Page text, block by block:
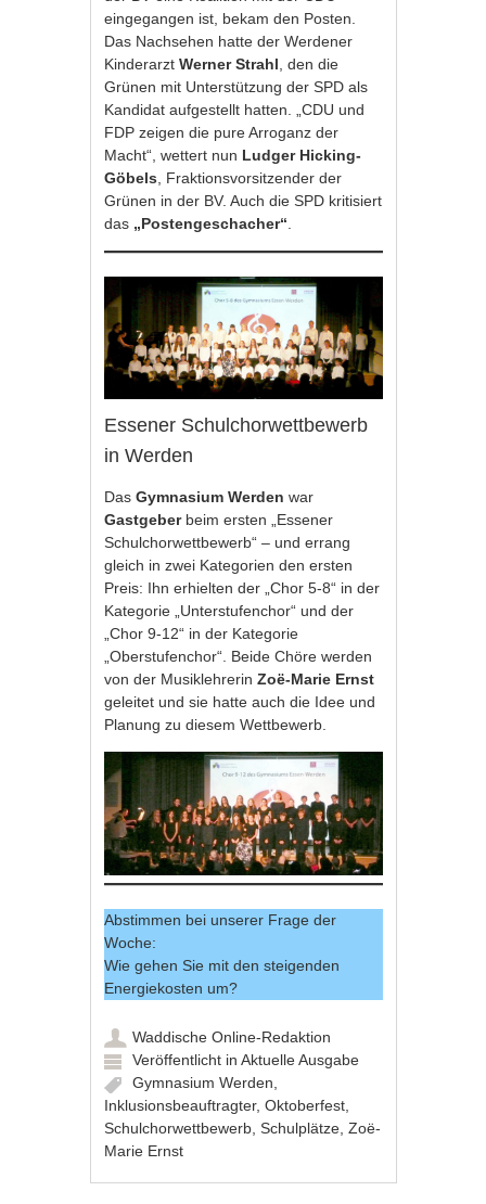
eingegangen ist, bekam den Posten.
Das Nachsehen hatte der Werdener
KinderarztWerner Strahl , den die
Grünen mit Unterstützung der SPD als
Kandidat aufgestellt hatten. „CDU und
FDP zeigen die pure Arroganz der
Macht“, wettert nun Ludger Hicking-
Göbels , Fraktionsvorsitzender der
Grünen in der BV. Auch die SPD kritisiert
das „Postengeschacher“
Essener Schulchorwettbewerb
in Werden
DasGymnasium Werden war
Gastgeber beim ersten „Essener
Schulchorwettbewerb“ – und errang
gleich in zwei Kategorien den ersten
Preis: Ihn erhielten der „Chor 5-8“ in der
Kategorie „Unterstufenchor“ und der
„Chor 9-12“ in der Kategorie
„Oberstufenchor“. Beide Chöre werden
von der MusiklehrerinZoë-Marie Ernst
geleitet und sie hatte auch die Idee und
Planung zu diesem Wettbewerb.
Abstimmen bei unserer Frage der
Woche:
Wie gehen Sie mit den steigenden
Energiekosten um?
Waddische Online-Redaktion
Veröffentlicht inAktuelle Ausgabe
Gymnasium Werden
Inklusionsbeauftragter,Oktoberfest
Schulchorwettbewerb ,Schulplätze ,Zoë-
Marie Ernst